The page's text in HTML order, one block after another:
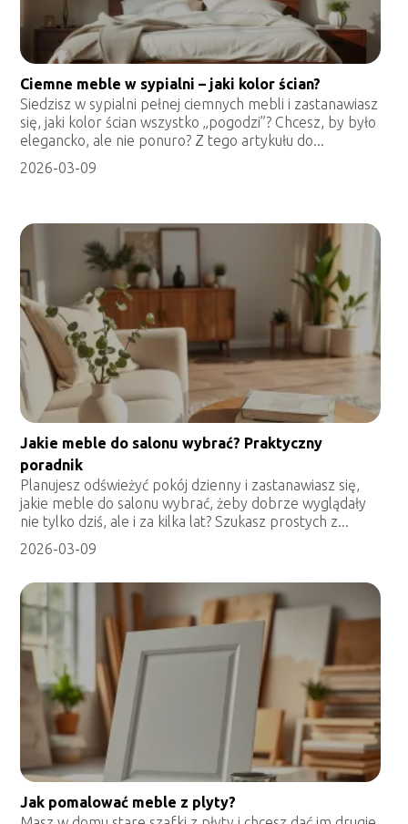
Ciemne meble w sypialni – jaki kolor ścian?
Siedzisz w sypialni pełnej ciemnych mebli i zastanawiasz
się, jaki kolor ścian wszystko „pogodzi”? Chcesz, by było
elegancko, ale nie ponuro? Z tego artykułu do...
2026-03-09
Jakie meble do salonu wybrać? Praktyczny
poradnik
Planujesz odświeżyć pokój dzienny i zastanawiasz się,
jakie meble do salonu wybrać, żeby dobrze wyglądały
nie tylko dziś, ale i za kilka lat? Szukasz prostych z...
2026-03-09
Jak pomalować meble z plyty?